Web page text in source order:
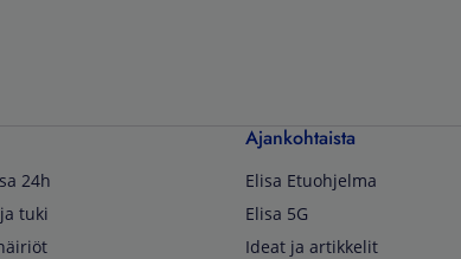
24h
tuki
Ajankohtaista
Elisa Etuohjelma
Elisa 5G
Ideat ja artikkelit